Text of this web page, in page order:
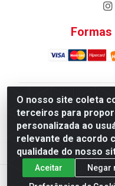
O nosso site coleta
terceiros para
personalizada ao
relevante de acordo
qualidade do nosso
Aceitar
Negar
Atacadao da
Distribuicao LTDA -
Industrial
CNPJ